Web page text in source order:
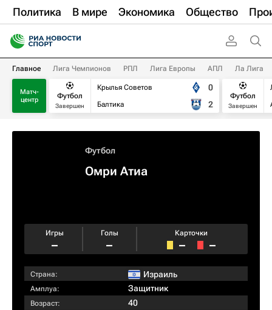
Политика В мире Экономика Общество
Главное Лига Чемпионов РПЛ Лига Европы АПЛ Ла Лига
Матч-
центр
Футбол
Завершен
Крылья Советов
Балтика
0
2
Футбол
Завершен
Футбол
Омри Атиа
Игры
–
Голы
–
Карточки
– –
Страна: Израиль
Амплуа: Защитник
Возраст: 40